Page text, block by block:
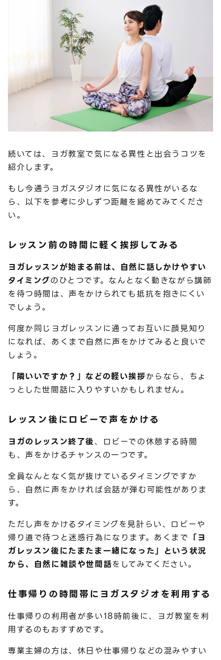
続いては、ヨガ教室で気になる異性と出会うコツを
紹介します。
もし今通うヨガスタジオに気になる異性がいるな
ら、以下を参考に少しずつ距離を縮めてみてくださ
い。
レッスン前の時間に軽く挨拶してみる
ヨガレッスンが始まる前は、自然に話しかけやすい
タイミングのひとつです。なんとなく動きながら講師
を待つ時間は、声をかけられても抵抗を抱きにくい
でしょう。
何度か同じヨガレッスンに通ってお互いに顔見知り
になれば、あくまで自然に声をかけてみると良いで
しょう。
「隣いいですか？」などの軽い挨拶からなら、ちょ
っとした世間話に入りやすいかもしれません。
レッスン後にロビーで声をかける
ヨガのレッスン終了後、ロビーでの休憩する時間
も、声をかけるチャンスの一つです。
全員なんとなく気が抜けているタイミングですか
ら、自然に声をかければ会話が弾む可能性がありま
す。
ただし声をかけるタイミングを見計らい、ロビーや
帰り道で待つと迷惑行為になります。あくまで 「ヨ
ガレッスン後にたまたま一緒になった」という状況
から、自然に雑談や世間話をしてみてください。
仕事帰りの時間帯にヨガスタジオを利用する
仕事帰りの利用者が多い18時前後に、ヨガ教室を利
用するのもおすすめです。
専業主婦の方は、休日や仕事帰りなどの混みやすい